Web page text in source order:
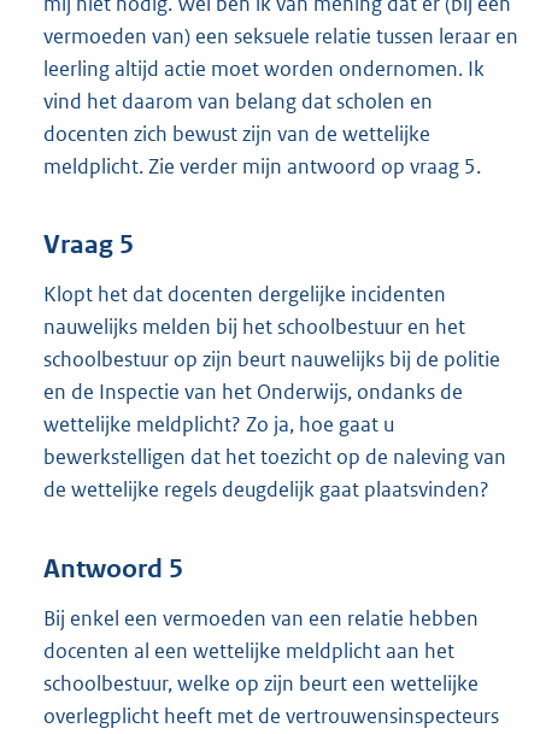
vermoeden van) een seksuele relatie tussen leraar en
leerling altijd actie moet worden ondernomen. Ik
vind het daarom van belang dat scholen en
docenten zich bewust zijn van de wettelijke
meldplicht. Zie verder mijn antwoord op vraag 5.
Vraag 5
Klopt het dat docenten dergelijke incidenten
nauwelijks melden bij het schoolbestuur en het
schoolbestuur op zijn beurt nauwelijks bij de politie
en de Inspectie van het Onderwijs, ondanks de
wettelijke meldplicht? Zo ja, hoe gaat u
bewerkstelligen dat het toezicht op de naleving van
de wettelijke regels deugdelijk gaat plaatsvinden?
Antwoord 5
Bij enkel een vermoeden van een relatie hebben
docenten al een wettelijke meldplicht aan het
schoolbestuur, welke op zijn beurt een wettelijke
overlegplicht heeft met de vertrouwensinspecteurs